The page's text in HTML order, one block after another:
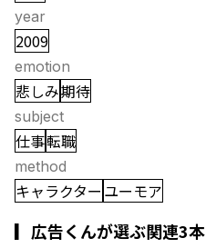
year
2009
emotion
悲しみ期待
subject
仕事転職
method
キャラクター ユーモア
▎広告くんが選ぶ関連3本